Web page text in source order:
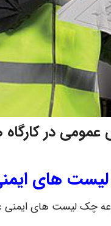
در کارگاه
های
چک لیست های ایمنی